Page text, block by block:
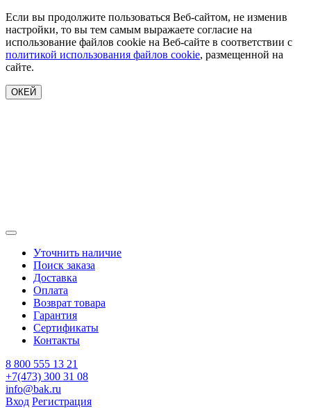
Если вы продолжите пользоваться Веб-сайтом, не изменив
настройки, то вы тем самым выражаете согласие на
использование файлов cookie на Веб-сайте в соответствии с
политикой использования файлов cookie, размещенной на
сайте.
ОКЕЙ
Уточнить наличие
Поиск заказа
Доставка
Оплата
Возврат товара
Гарантия
Сертификаты
Контакты
8 800 555 13 21
+7(473) 300 31 08
info@bak.ru
Вход Регистрация